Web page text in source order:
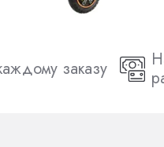
заказу